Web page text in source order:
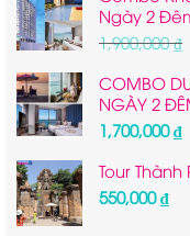
Ngày 2
1,900,000₫
COMBO
NGÀY 2
1,700,000₫
Tour
550,000₫